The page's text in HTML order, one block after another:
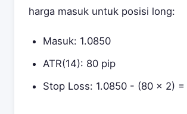
harga masuk untuk posisi long:
Masuk: 1.0850
ATR(14): 80 pip
Stop Loss: 1.0850 - (80 × 2) =